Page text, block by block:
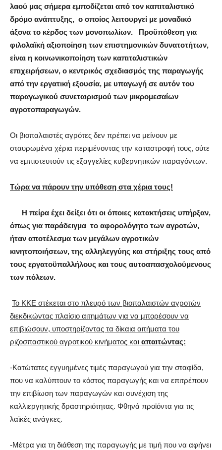
λαού μας σήμερα εμποδίζεται από τον καπιταλιστικό
δρόμο ανάπτυξης, ο οποίος λειτουργεί με μοναδικό
άξονα το κέρδος των μονοπωλίων. Προϋπόθεση για
φιλολαϊκή αξιοποίηση των επιστημονικών δυνατοτήτων,
είναι η κοινωνικοποίηση των καπιταλιστικών
επιχειρήσεων, ο κεντρικός σχεδιασμός της παραγωγής
από την εργατική εξουσία, με υπαγωγή σε αυτόν του
παραγωγικού συνεταιρισμού των μικρομεσαίων
αγροτοπαραγωγών.
Οι βιοπαλαιστές αγρότες δεν πρέπει να μείνουν με
σταυρωμένα χέρια περιμένοντας την καταστροφή τους, ούτε
να εμπιστευτούν τις εξαγγελίες κυβερνητικών παραγόντων.
Τώρα να πάρουν την υπόθεση στα χέρια τους!
Η πείρα έχει δείξει ότι οι όποιες κατακτήσεις υπήρξαν,
όπως για παράδειγμα το αφορολόγητο των αγροτών,
ήταν αποτέλεσμα των μεγάλων αγροτικών
κινητοποιήσεων, της αλληλεγγύης και στήριξης τους από
τους εργατοϋπαλλήλους και τους αυτοαπασχολούμενους
των πόλεων.
Το ΚΚΕ στέκεται στο πλευρό των βιοπαλαιστών αγροτών
διεκδικώντας πλαίσιο αιτημάτων για να μπορέσουν να
επιβιώσουν, υποστηρίζοντας τα δίκαια αιτήματα του
ριζοσπαστικού αγροτικού κινήματος και απαιτώντας:
-Κατώτατες εγγυημένες τιμές παραγωγού για την σταφίδα,
που να καλύπτουν το κόστος παραγωγής και να επιτρέπουν
την επιβίωση των παραγωγών και συνέχιση της
καλλιεργητικής δραστηριότητας. Φθηνά προϊόντα για τις
λαϊκές ανάγκες.
-Μέτρα για τη διάθεση της παραγωγής με τιμή που να αφήνει